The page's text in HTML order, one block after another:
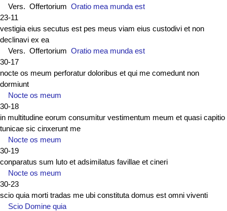
Vers. Offertorium Oratio mea munda est
23-11
vestigia eius secutus est pes meus viam eius custodivi et non
declinavi ex ea
Vers. Offertorium Oratio mea munda est
30-17
nocte os meum perforatur doloribus et qui me comedunt non
dormiunt
Nocte os meum
30-18
in multitudine eorum consumitur vestimentum meum et quasi capitio
tunicae sic cinxerunt me
Nocte os meum
30-19
conparatus sum luto et adsimilatus favillae et cineri
Nocte os meum
30-23
scio quia morti tradas me ubi constituta domus est omni viventi
Scio Domine quia